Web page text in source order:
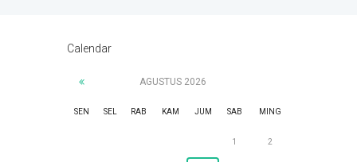
Calendar
AGUSTUS 2026
SEN SEL RAB KAM JUM SAB MING
1 2